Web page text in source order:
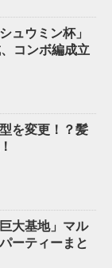
ュウミン杯」
コンボ編成立
を変更！？髪
大基地」マル
ーティーまと